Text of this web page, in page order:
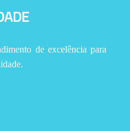
de excelência para